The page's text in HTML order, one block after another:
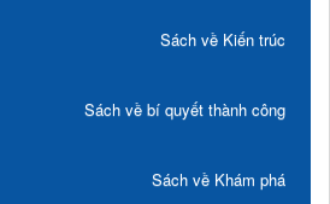
Sách về Kiến trúc
Sách về bí quyết thành công
Sách về Khám phá